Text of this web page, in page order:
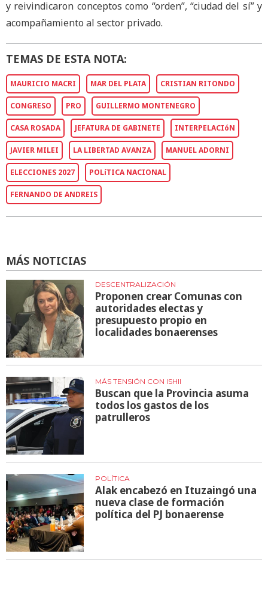
y reivindicaron conceptos como “orden”, “ciudad del sí” y
acompañamiento al sector privado.
TEMAS DE ESTA NOTA:
MAURICIO MACRI MAR DEL PLATA CRISTIAN RITONDO
CONGRESO PRO GUILLERMO MONTENEGRO
CASA ROSADA JEFATURA DE GABINETE INTERPELACIóN
JAVIER MILEI LA LIBERTAD AVANZA MANUEL ADORNI
ELECCIONES 2027 POLíTICA NACIONAL
FERNANDO DE ANDREIS
MÁS NOTICIAS
DESCENTRALIZACIÓN
Proponen crear Comunas con
autoridades electas y
presupuesto propio en
localidades bonaerenses
MÁS TENSIÓN CON ISHII
Buscan que la Provincia asuma
todos los gastos de los
patrulleros
POLÍTICA
Alak encabezó en Ituzaingó una
nueva clase de formación
política del PJ bonaerense